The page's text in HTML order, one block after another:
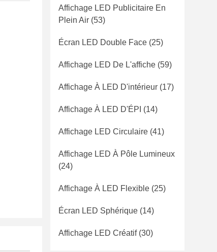
Affichage LED Publicitaire En
Plein Air (53)
Écran LED Double Face (25)
Affichage LED De L'affiche (59)
Affichage À LED D'intérieur (17)
Affichage À LED D'ÉPI (14)
Affichage LED Circulaire (41)
Affichage LED À Pôle Lumineux
(24)
Affichage À LED Flexible (25)
Écran LED Sphérique (14)
Affichage LED Créatif(30)